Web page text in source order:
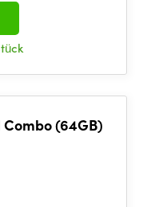
Combo (64GB)